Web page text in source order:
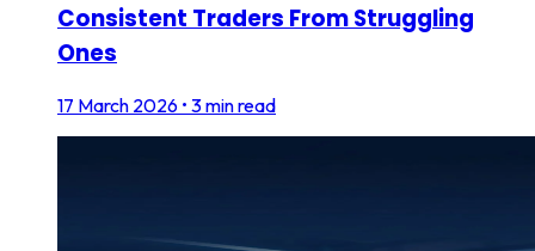
Consistent Traders From Struggling
Ones
17 March 2026 • 3 min read